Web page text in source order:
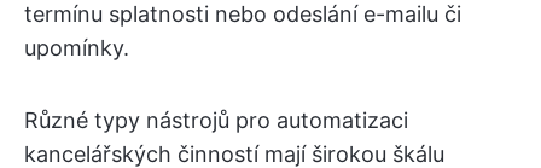
termínu splatnosti nebo odeslání e-mailu či
upomínky.
Různé typy nástrojů pro automatizaci
kancelářských činností mají širokou škálu